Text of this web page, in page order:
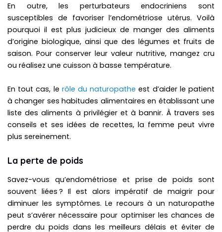
En outre, les perturbateurs endocriniens sont
susceptibles de favoriser l’endométriose utérus. Voilà
pourquoi il est plus judicieux de manger des aliments
d’origine biologique, ainsi que des légumes et fruits de
saison. Pour conserver leur valeur nutritive, mangez cru
ou réalisez une cuisson à basse température.
En tout cas, le rôle du naturopathe est d’aider le patient
à changer ses habitudes alimentaires en établissant une
liste des aliments à privilégier et à bannir. À travers ses
conseils et ses idées de recettes, la femme peut vivre
plus sereinement.
La perte de poids
Savez-vous qu’endométriose et prise de poids sont
souvent liées ? Il est alors impératif de maigrir pour
diminuer les symptômes. Le recours à un naturopathe
peut s’avérer nécessaire pour optimiser les chances de
perdre du poids dans les meilleurs délais et éviter de